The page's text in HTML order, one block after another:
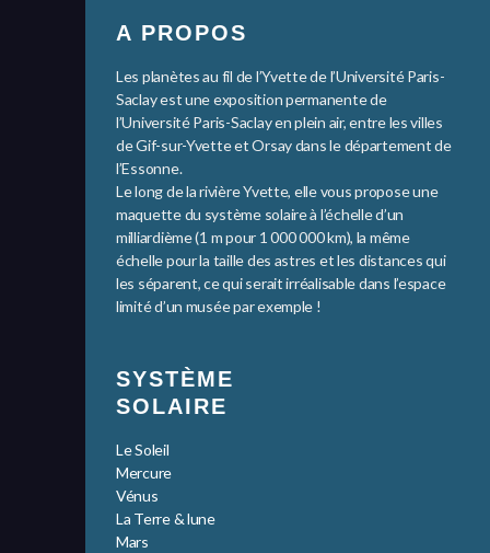
A PROPOS
Les planètes au fil de l’Yvette de l’Université Paris-
Saclay est une exposition permanente de
l’Université Paris-Saclay en plein air, entre les villes
de Gif-sur-Yvette et Orsay dans le département de
l’Essonne.
Le long de la rivière Yvette, elle vous propose une
maquette du système solaire à l’échelle d’un
milliardième (1 m pour 1 000 000 km), la même
échelle pour la taille des astres et les distances qui
les séparent, ce qui serait irréalisable dans l’espace
limité d’un musée par exemple !
SYSTÈME
SOLAIRE
Le Soleil
Mercure
Vénus
La Terre & lune
Mars